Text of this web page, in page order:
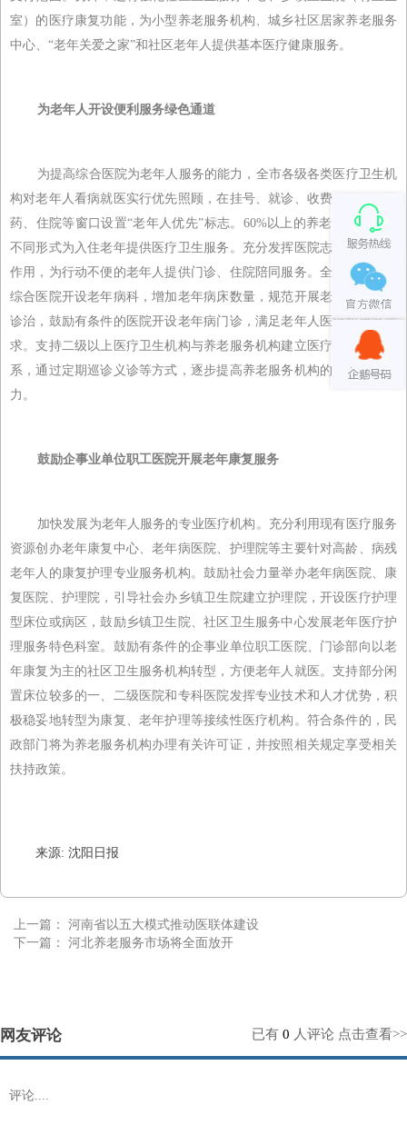
室）的医疗康复功能，为小型养老服务机构、城乡社区居家养老服务
中心、“老年关爱之家”和社区老年人提供基本医疗健康服务。
为老年人开设便利服务绿色通道
为提高综合医院为老年人服务的能力，全市各级各类医疗卫生机
构对老年人看病就医实行优先照顾，在挂号、就诊、收费、化验、取
药、住院等窗口设置“老年人优先”标志。60%以上的养老机构能够以
不同形式为入住老年提供医疗卫生服务。充分发挥医院志愿者的服务
作用，为行动不便的老年人提供门诊、住院陪同服务。全市二级以上
综合医院开设老年病科，增加老年病床数量，规范开展老年常见慢病
诊治，鼓励有条件的医院开设老年病门诊，满足老年人医疗和康复需
求。支持二级以上医疗卫生机构与养老服务机构建立医疗服务协作关
系，通过定期巡诊义诊等方式，逐步提高养老服务机构的医疗服务能
力。
鼓励企事业单位职工医院开展老年康复服务
加快发展为老年人服务的专业医疗机构。充分利用现有医疗服务
资源创办老年康复中心、老年病医院、护理院等主要针对高龄、病残
老年人的康复护理专业服务机构。鼓励社会力量举办老年病医院、康
复医院、护理院，引导社会办乡镇卫生院建立护理院，开设医疗护理
型床位或病区，鼓励乡镇卫生院、社区卫生服务中心发展老年医疗护
理服务特色科室。鼓励有条件的企事业单位职工医院、门诊部向以老
年康复为主的社区卫生服务机构转型，方便老年人就医。支持部分闲
置床位较多的一、二级医院和专科医院发挥专业技术和人才优势，积
极稳妥地转型为康复、老年护理等接续性医疗机构。符合条件的，民
政部门将为养老服务机构办理有关许可证，并按照相关规定享受相关
扶持政策。
来源: 沈阳日报
上一篇：
河南省以五大模式推动医联体建设
下一篇：
河北养老服务市场将全面放开
网友评论 已有 0 人评论 点击查看>>